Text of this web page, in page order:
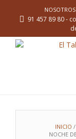
NOSOTROS
91 457 89 80 -
INICIO /
NOCHE